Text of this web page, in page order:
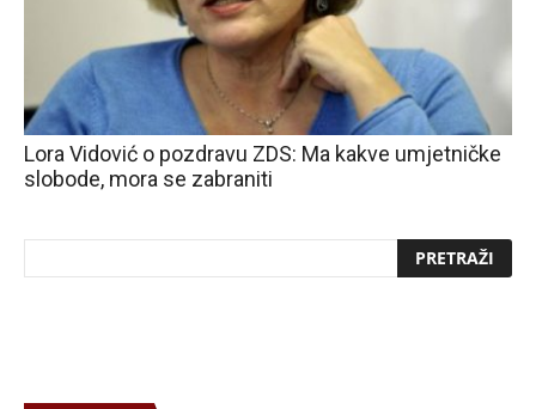
Lora Vidović o pozdravu ZDS: Ma kakve umjetničke
slobode, mora se zabraniti